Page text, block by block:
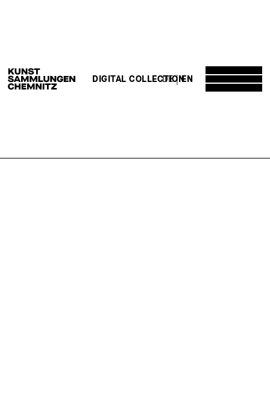
DE EN
DIGITAL COLLECTION